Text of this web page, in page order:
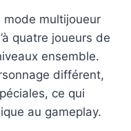
mode multijoueur
quatre joueurs de
ensemble.
différent,
ce qui
au gameplay.